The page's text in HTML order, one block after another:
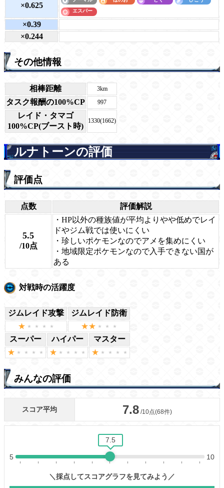
×0.625
×0.39
×0.244
その他情報
相棒距離 3km
タスク報酬の100%CP 997
レイド・タマゴ
100%CP(ブースト時)
1330(1662)
ルナトーンの評価
評価点
点数 評価解説
5.5
/10点
・HP以外の種族値が平均よりやや低めでレイ
ドやジム戦では使いにくい
・珍しいポケモンなのでアメを集めにくい
・地域限定ポケモンなので入手できない国が
ある
対戦時の活躍度
ジムレイド攻撃 ジムレイド防衛
スーパー ハイパー マスター
みんなの評価